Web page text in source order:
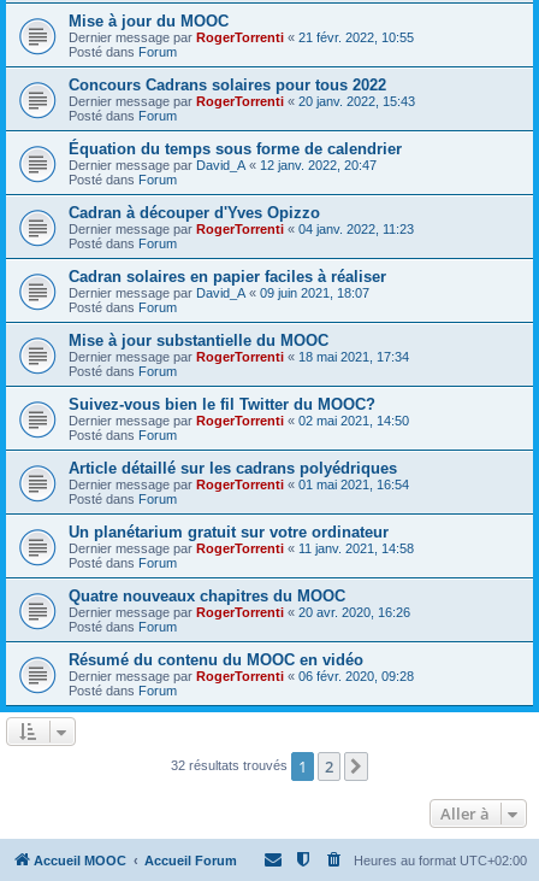
Mise à jour du MOOC
Dernier message par RogerTorrenti « 21 févr. 2022, 10:55
Posté dans Forum
Concours Cadrans solaires pour tous 2022
Dernier message par RogerTorrenti « 20 janv. 2022, 15:43
Posté dans Forum
Équation du temps sous forme de calendrier
Dernier message par David_A « 12 janv. 2022, 20:47
Posté dans Forum
Cadran à découper d'Yves Opizzo
Dernier message par RogerTorrenti « 04 janv. 2022, 11:23
Posté dans Forum
Cadran solaires en papier faciles à réaliser
Dernier message par David_A « 09 juin 2021, 18:07
Posté dans Forum
Mise à jour substantielle du MOOC
Dernier message par RogerTorrenti « 18 mai 2021, 17:34
Posté dans Forum
Suivez-vous bien le fil Twitter du MOOC?
Dernier message par RogerTorrenti « 02 mai 2021, 14:50
Posté dans Forum
Article détaillé sur les cadrans polyédriques
Dernier message par RogerTorrenti « 01 mai 2021, 16:54
Posté dans Forum
Un planétarium gratuit sur votre ordinateur
Dernier message par RogerTorrenti « 11 janv. 2021, 14:58
Posté dans Forum
Quatre nouveaux chapitres du MOOC
Dernier message par RogerTorrenti « 20 avr. 2020, 16:26
Posté dans Forum
Résumé du contenu du MOOC en vidéo
Dernier message par RogerTorrenti « 06 févr. 2020, 09:28
Posté dans Forum
32 résultats trouvés 1 2
Aller à
Accueil MOOC Accueil Forum Heures au format UTC+02:00